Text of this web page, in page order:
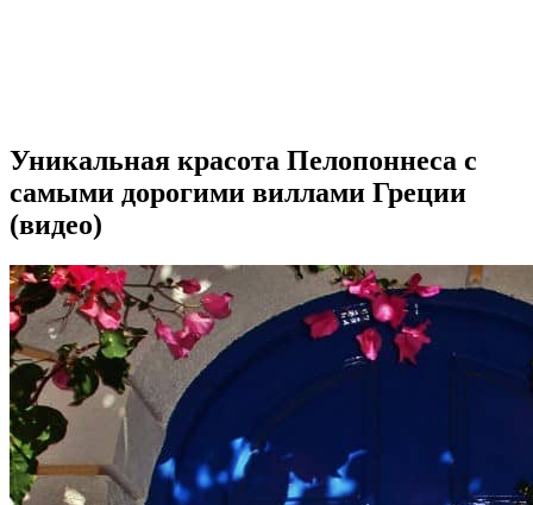
Уникальная красота Пелопоннеса с
самыми дорогими виллами Греции
(видео)